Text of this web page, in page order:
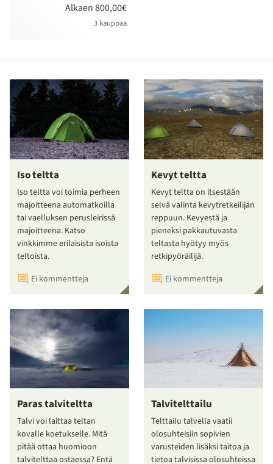
Alkaen 800,00€
3 kauppaa
Iso teltta
Iso teltta voi toimia perheen
majoitteena automatkoilla
tai vaelluksen perusleirissä
majoitteena. Katso
vinkkimme erilaisista isoista
teltoista.
Ei kommentteja
Kevyt teltta
Kevyt teltta on itsestään
selvä valinta kevytretkeilijän
reppuun. Kevyestä ja
pieneksi pakkautuvasta
teltasta hyötyy myös
retkipyöräilijä.
Ei kommentteja
Paras talviteltta
Talvi voi laittaa teltan
kovalle koetukselle. Mitä
pitää ottaa huomioon
talvitelttaa ostaessa? Entä
Talvitelttailu
Telttailu talvella vaatii
olosuhteisiin sopivien
varusteiden lisäksi taitoa ja
tietoa talvisissa olosuhteissa